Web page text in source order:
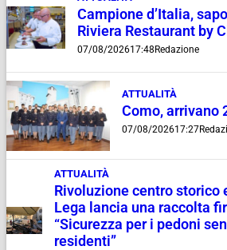
Campione d’Italia,
Riviera Restaurant by
07/08/202617:48 Redazione
ATTUALITÀ
Como, arrivano
07/08/202617:27
ATTUALITÀ
Rivoluzione centro storico
Lega lancia una raccolta
“Sicurezza per i pedoni
residenti”